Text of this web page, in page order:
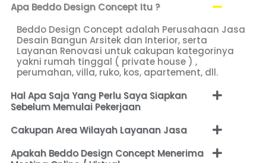
Apa Beddo Design Concept Itu ?
Beddo Design Concept adalah Perusahaan Jasa
Desain Bangun Arsitek dan Interior, serta
Layanan Renovasi untuk cakupan kategorinya
yakni rumah tinggal ( private house ) ,
perumahan, villa, ruko, kos, apartement, dll.
Hal Apa Saja Yang Perlu Saya Siapkan
Sebelum Memulai Pekerjaan
Cakupan Area Wilayah Layanan Jasa
Apakah Beddo Design Concept Menerima